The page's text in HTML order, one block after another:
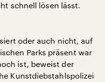
schnell lösen lässt.
oder auch nicht, auf
Parks präsent war
ist, beweist der
Kunstdiebstahlspolizei